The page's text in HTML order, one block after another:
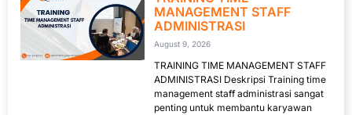
MANAGEMENT STAFF
ADMINISTRASI
August 9, 2026
TRAINING TIME MANAGEMENT STAFF
ADMINISTRASI Deskripsi Training time
management staff administrasi sangat
penting untuk membantu karyawan